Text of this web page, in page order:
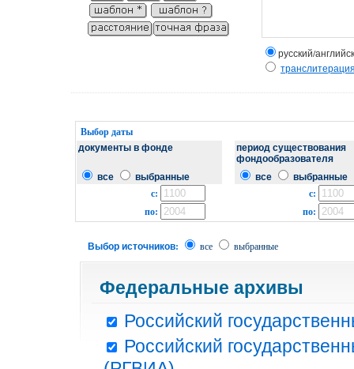
русский/
Выбор даты
документы в фонде
период существования
фондообразователя
все
выбранные все выбранные
с:
с:
по:
по:
Выбор источников: все выбранные
Федеральные архивы
Российский
Российский